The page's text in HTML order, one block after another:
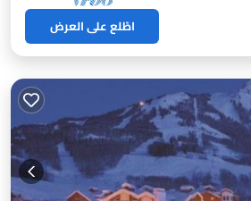
اطّلع على العرض